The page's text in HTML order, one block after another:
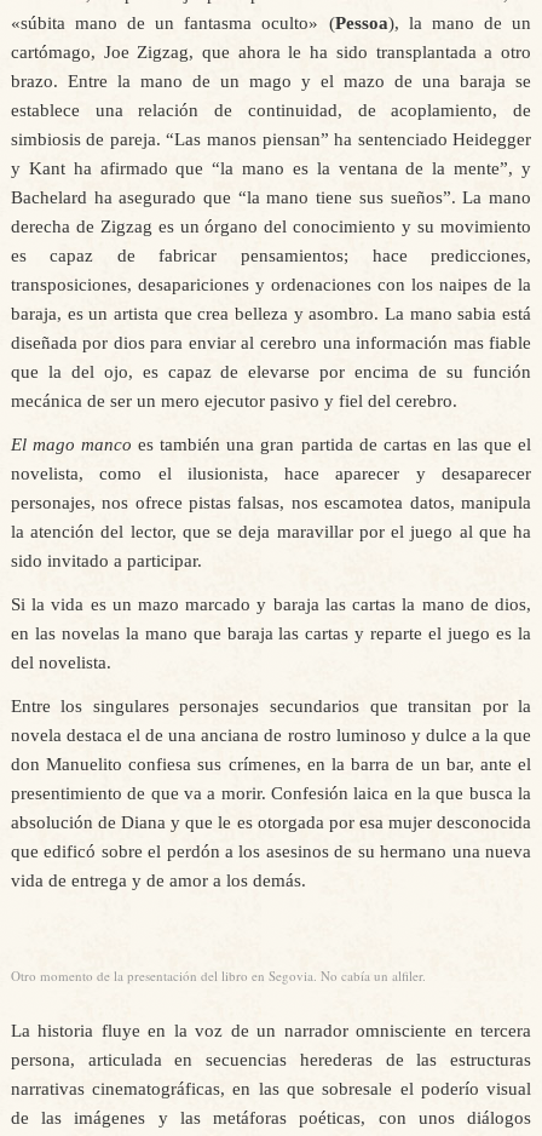
«súbita mano de un fantasma oculto» (Pessoa), la mano de un
cartómago, Joe Zigzag, que ahora le ha sido transplantada a otro
brazo. Entre la mano de un mago y el mazo de una baraja se
establece una relación de continuidad, de acoplamiento, de
simbiosis de pareja. “Las manos piensan” ha sentenciado Heidegger
y Kant ha afirmado que “la mano es la ventana de la mente”, y
Bachelard ha asegurado que “la mano tiene sus sueños”. La mano
derecha de Zigzag es un órgano del conocimiento y su movimiento
es capaz de fabricar pensamientos; hace predicciones,
transposiciones, desapariciones y ordenaciones con los naipes de la
baraja, es un artista que crea belleza y asombro. La mano sabia está
diseñada por dios para enviar al cerebro una información mas fiable
que la del ojo, es capaz de elevarse por encima de su función
mecánica de ser un mero ejecutor pasivo y fiel del cerebro.
El mago manco es también una gran partida de cartas en las que el
novelista, como el ilusionista, hace aparecer y desaparecer
personajes, nos ofrece pistas falsas, nos escamotea datos, manipula
la atención del lector, que se deja maravillar por el juego al que ha
sido invitado a participar.
Si la vida es un mazo marcado y baraja las cartas la mano de dios,
en las novelas la mano que baraja las cartas y reparte el juego es la
del novelista.
Entre los singulares personajes secundarios que transitan por la
novela destaca el de una anciana de rostro luminoso y dulce a la que
don Manuelito confiesa sus crímenes, en la barra de un bar, ante el
presentimiento de que va a morir. Confesión laica en la que busca la
absolución de Diana y que le es otorgada por esa mujer desconocida
que edificó sobre el perdón a los asesinos de su hermano una nueva
vida de entrega y de amor a los demás.
Otro momento de la presentación del libro en Segovia. No cabía un alfiler.
La historia fluye en la voz de un narrador omnisciente en tercera
persona, articulada en secuencias herederas de las estructuras
narrativas cinematográficas, en las que sobresale el poderío visual
de las imágenes y las metáforas poéticas, con unos diálogos